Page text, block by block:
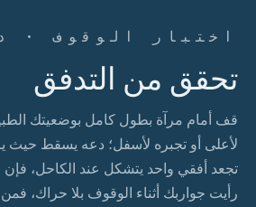
اختبار الوقوف ·
تحقق من التدفق
قف أمام مرآة بطول كامل بوضعيتك
لأعلى أو تجبره لأسفل؛ دعه يسقط حيث
تجعد أفقي واحد يتشكل عند الكاحل، فإن
رأيت جواربك أثناء الوقوف بلا حراك،